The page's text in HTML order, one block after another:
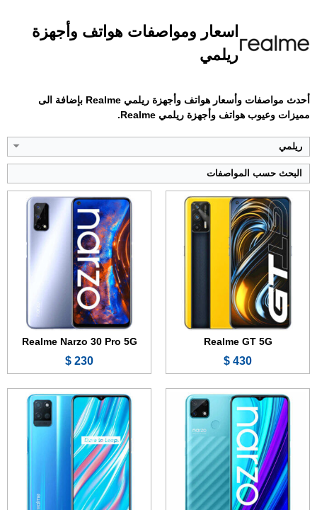
اسعار ومواصفات هواتف وأجهزة
ريلمي
أحدث مواصفات وأسعار هواتف وأجهزة ريلمي Realme بإضافة الى
مميزات وعيوب هواتف وأجهزة ريلمي Realme.
ريلمي
البحث حسب المواصفات
Realme GT 5G
430 $
الذاكرة الداخلية:128 أو 256 جيجابايت
البطارية:4500 مللي أمبير - 65 واط
عرض الموصفات ←
Realme Narzo 30 Pro 5G
230 $
الذاكرة الداخلية:64 أو 128 جيجابايت
البطارية:5000 مللي أمبير - 30 واط
عرض الموصفات ←
الشاشة:6.5 بوصة - IPS LCD
الذاكرة الداخلية:32 أو 64 جيجابايت
الرام:3 أو 4 جيجابايت
الكاميرا:
المعالج:MediaTek Helio G85
البطارية:6000 مللي أمبير - 18 واط
عرض الموصفات ←
الشاشة:6.5 بوصة - IPS LCD
الذاكرة الداخلية:128 جيجابايت
الرام:4 أو 6 جيجابايت
الكاميرا:13 + 2 ميجابكسل
المعالج:MediaTek Dimensity 700 5G
البطارية:5000 مللي أمبير - 18 واط
عرض الموصفات ←
الشاشة:6.5 بوصة - IPS LCD
الذاكرة الداخلية:
الرام:2 جيجابايت
الكاميرا:8 ميجابكسل
المعالج:MediaTek Helio G35
البطارية:5000 مللي أمبير
الشاشة:6.4 بوصة - Super AMOLED
الذاكرة الداخلية:128 جيجابايت
الرام:6 أو 8 جيجابايت
الكاميرا:64 + 8 + 2 ميجابكسل
المعالج:MediaTek Dimensity 800U 5G
البطارية:4310 مللي أمبير - 50 واط